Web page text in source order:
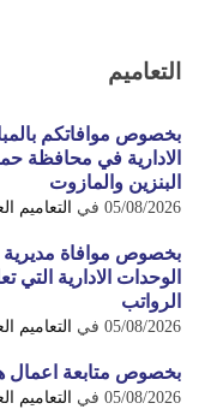
التعاميم
بخصوص موافاتكم
الادارية في محافظة
البنزين والمازوت
05/08/2026 في التعاميم
بخصوص موافاة مديرية
الوحدات الادارية
الرواتب
05/08/2026 في التعاميم
بخصوص متابعة اعمال
05/08/2026 في التعاميم